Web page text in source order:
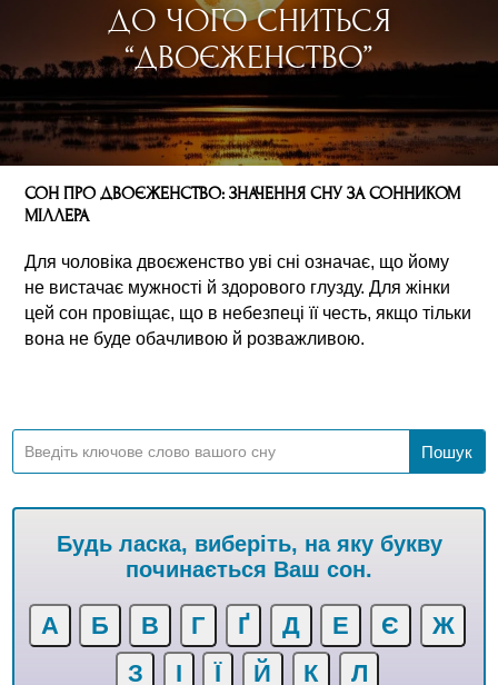
ДО ЧОГО СНИТЬСЯ
“ДВОЄЖЕНСТВО”
СОН ПРО ДВОЄЖЕНСТВО: ЗНАЧЕННЯ СНУ ЗА СОННИКОМ
МІЛЛЕРА
Для чоловіка двоєженство уві сні означає, що йому
не вистачає мужності й здорового глузду. Для жінки
цей сон провіщає, що в небезпеці її честь, якщо тільки
вона не буде обачливою й розважливою.
Будь ласка, виберіть, на яку букву
починається Ваш сон.
А Б В Г Ґ Д Е Є
Ж
З
І Ї Й К Л